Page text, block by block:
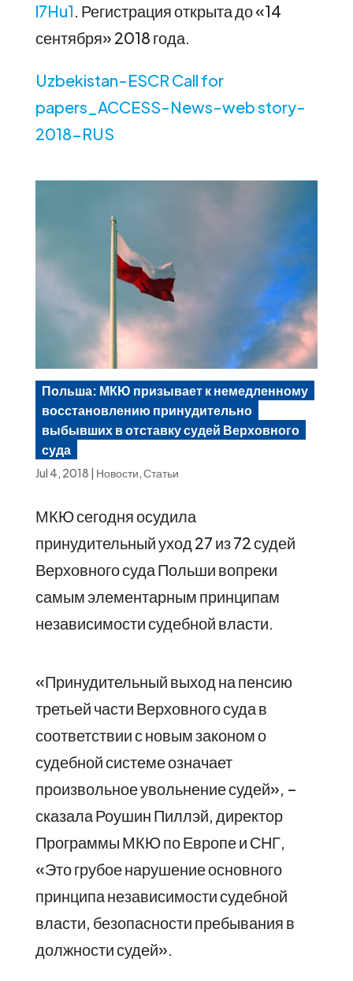
l7Hu1. Регистрация открыта до «14
сентября» 2018 года.
Uzbekistan-ESCR Call for
papers_ACCESS-News-web story-
2018-RUS
Польша: МКЮ призывает к немедленному
восстановлению принудительно
выбывших в отставку судей Верховного
суда
Jul 4, 2018 | Новости,Статьи
МКЮ сегодня осудила
принудительный уход 27 из 72 судей
Верховного суда Польши вопреки
самым элементарным принципам
независимости судебной власти.
«Принудительный выход на пенсию
третьей части Верховного суда в
соответствии с новым законом о
судебной системе означает
произвольное увольнение судей», –
сказала Роушин Пиллэй, директор
Программы МКЮ по Европе и СНГ,
«Это грубое нарушение основного
принципа независимости судебной
власти, безопасности пребывания в
должности судей».